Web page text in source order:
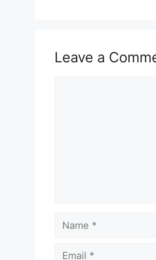
Leave a
Name
Email